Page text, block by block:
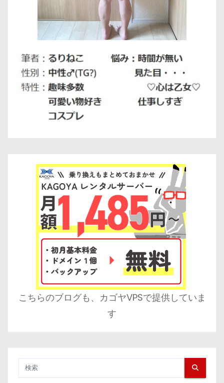
こちらのブログも、カゴヤVPSで提供していま
す